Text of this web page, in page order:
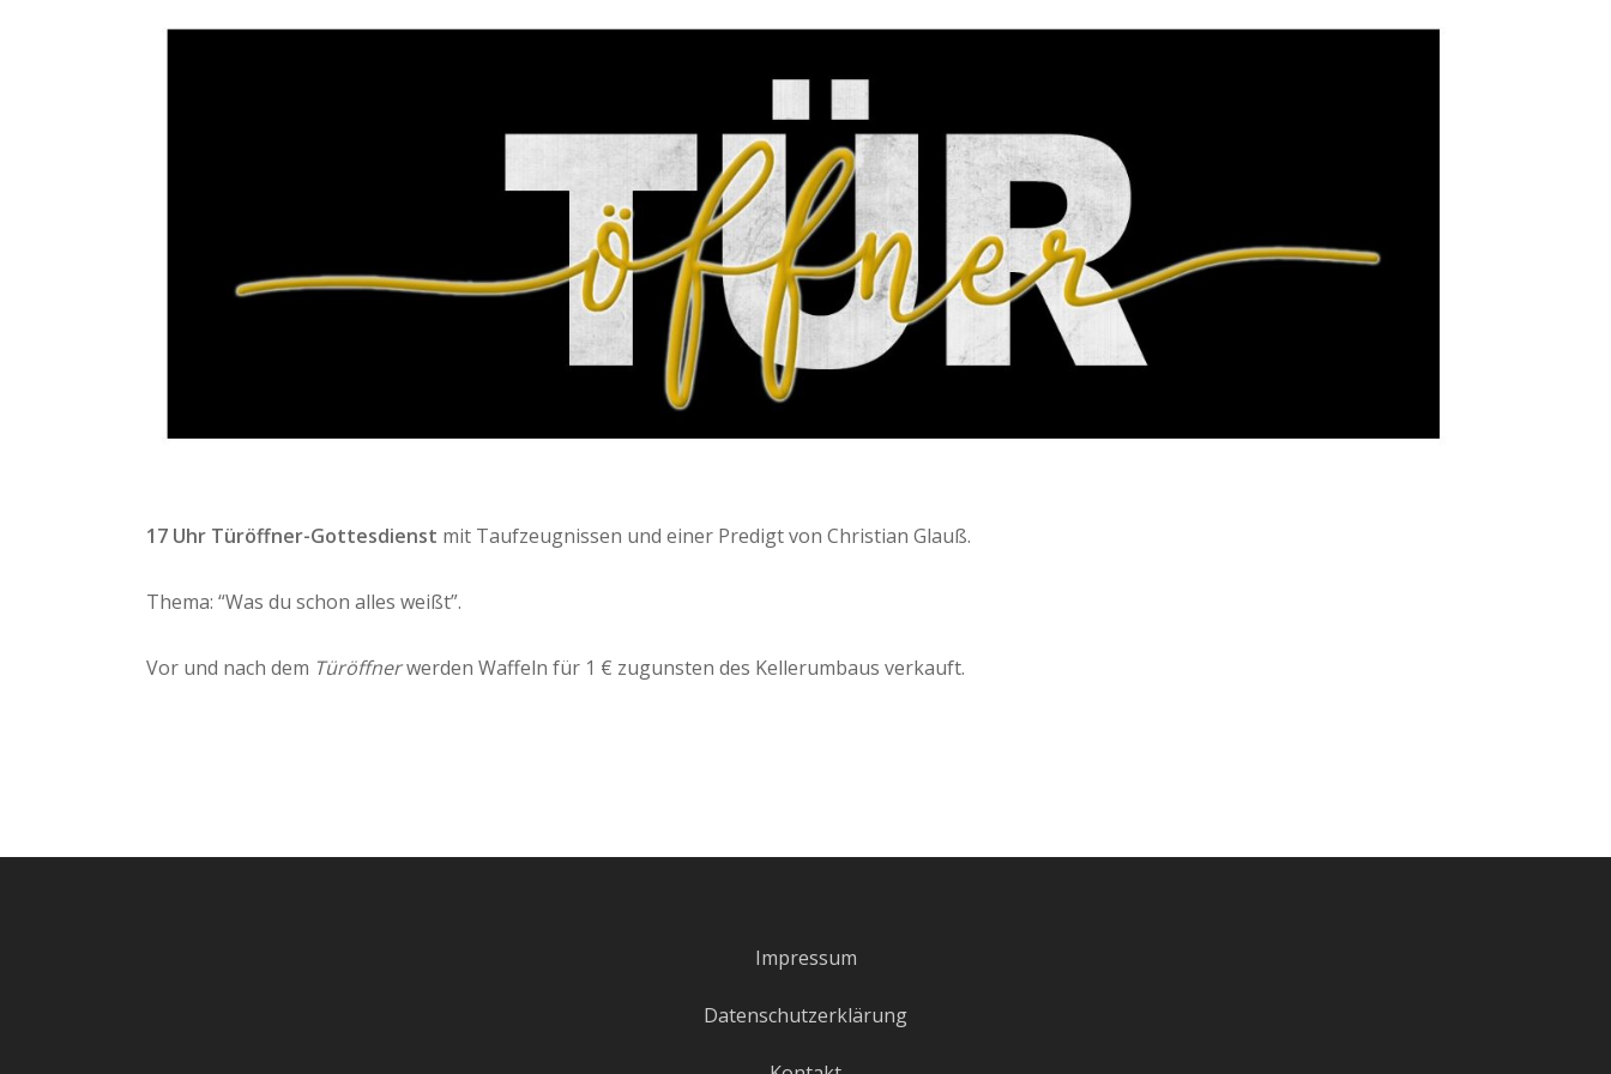
17 Uhr Türöffner-Gottesdienst mit Taufzeugnissen und einer Predigt von Christian Glauß.
Thema: “Was du schon alles weißt”.
Vor und nach dem Türöffnerwerden Waffeln für 1 € zugunsten des Kellerumbaus verkauft.
Impressum
Datenschutzerklärung